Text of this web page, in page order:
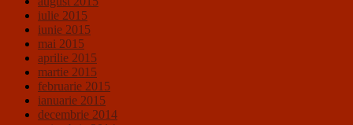
iulie 2015
iunie 2015
mai 2015
aprilie 2015
martie 2015
februarie 2015
ianuarie 2015
decembrie 2014